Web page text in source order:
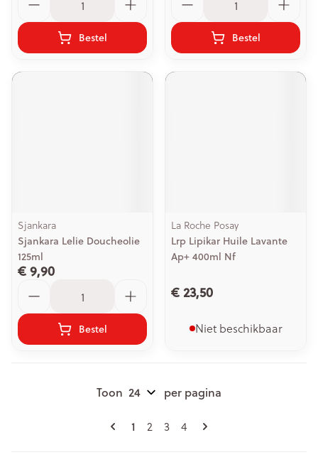
Bestel Bestel
Sjankara
Sjankara Lelie Doucheolie
125ml
€ 9,90
Bestel
La Roche Posay
Lrp Lipikar Huile Lavante
Ap+ 400ml Nf
€ 23,50
Niet beschikbaar
Pagina's
U lees momenteel pagina
1 Pagina
2 Pagina
3 Pagina
4
Toon per pagina